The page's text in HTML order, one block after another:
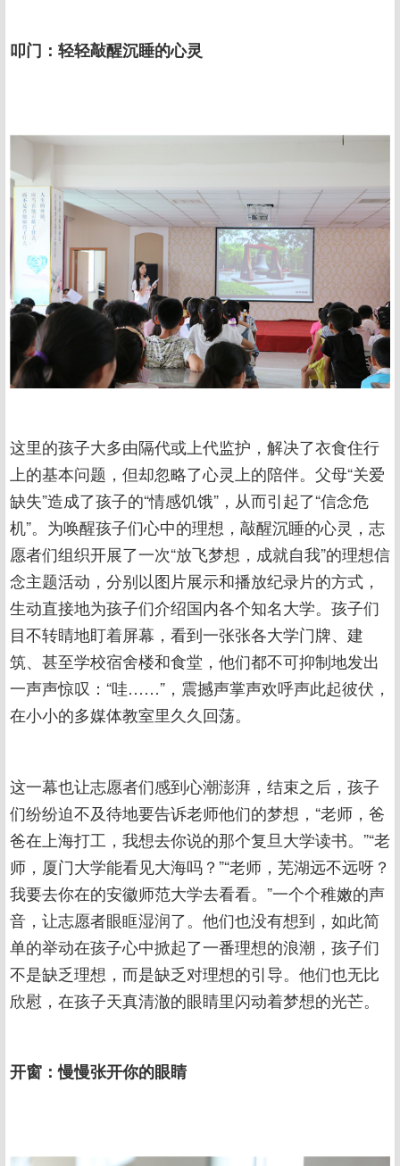
叩门：轻轻敲醒沉睡的心灵
这里的孩子大多由隔代或上代监护，解决了衣食住行
上的基本问题，但却忽略了心灵上的陪伴。父母“关爱
缺失”造成了孩子的“情感饥饿”，从而引起了“信念危
机”。为唤醒孩子们心中的理想，敲醒沉睡的心灵，志
愿者们组织开展了一次“放飞梦想，成就自我”的理想信
念主题活动，分别以图片展示和播放纪录片的方式，
生动直接地为孩子们介绍国内各个知名大学。孩子们
目不转睛地盯着屏幕，看到一张张各大学门牌、建
筑、甚至学校宿舍楼和食堂，他们都不可抑制地发出
一声声惊叹：“哇……”，震撼声掌声欢呼声此起彼伏，
在小小的多媒体教室里久久回荡。
这一幕也让志愿者们感到心潮澎湃，结束之后，孩子
们纷纷迫不及待地要告诉老师他们的梦想，“老师，爸
爸在上海打工，我想去你说的那个复旦大学读书。”“老
师，厦门大学能看见大海吗？”“老师，芜湖远不远呀？
我要去你在的安徽师范大学去看看。”一个个稚嫩的声
音，让志愿者眼眶湿润了。他们也没有想到，如此简
单的举动在孩子心中掀起了一番理想的浪潮，孩子们
不是缺乏理想，而是缺乏对理想的引导。他们也无比
欣慰，在孩子天真清澈的眼睛里闪动着梦想的光芒。
开窗：慢慢张开你的眼睛